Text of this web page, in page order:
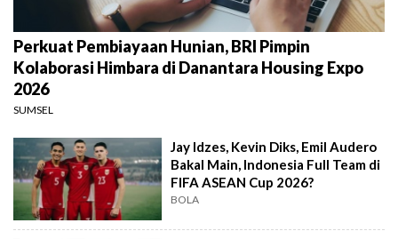
Perkuat Pembiayaan Hunian, BRI Pimpin
Kolaborasi Himbara di Danantara Housing Expo
2026
SUMSEL
Jay Idzes, Kevin Diks, Emil Audero
Bakal Main, Indonesia Full Team di
FIFA ASEAN Cup 2026?
BOLA